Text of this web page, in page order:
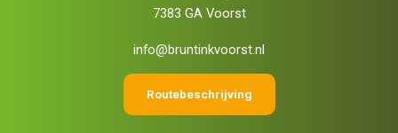
7383 GA Voorst
info@bruntinkvoorst.nl
Routebeschrijving